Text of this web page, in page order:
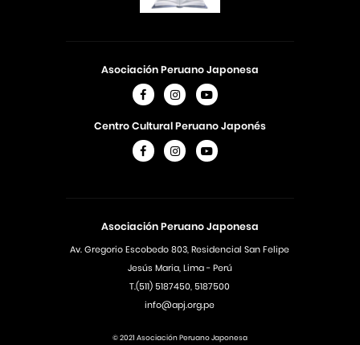
Asociación Peruano Japonesa
Av. Gregorio Escobedo 803, Residencial San Felipe
Jesús Maria, Lima - Perú
T.(511) 5187450, 5187500
info@apj.org.pe
Asociación Peruano Japonesa
Centro Cultural Peruano Japonés
© 2021 Asociación Peruano Japonesa